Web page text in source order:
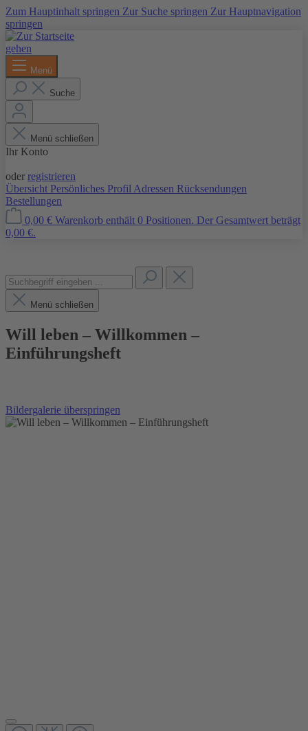
Zum Hauptinhalt springen Zur Suche springen Zur Hauptnavigation
springen
Menü
Suche
Menü schließen
Ihr Konto
oder registrieren
Übersicht Persönliches Profil Adressen Rücksendungen
Bestellungen
0,00 € Warenkorb enthält 0 Positionen. Der Gesamtwert beträgt
0,00 €.
Menü schließen
Will leben – Willkommen –
Einführungsheft
Bildergalerie überspringen